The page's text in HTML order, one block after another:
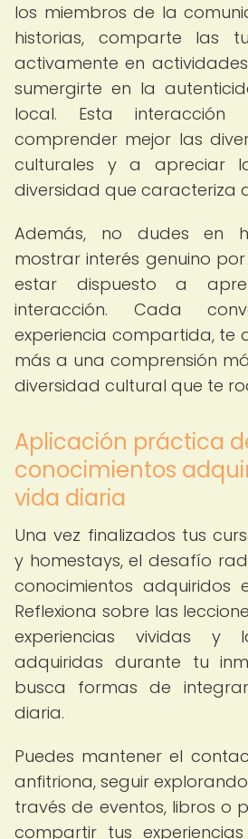
los miembros de la
historias, comparte las
activamente en
sumergirte en la
local. Esta
comprender mejor las
culturales y a apreciar
diversidad que caracteriza
Además, no dudes en
mostrar interés genuino
estar dispuesto a
interacción. Cada
experiencia compartida, te
más a una comprensión
diversidad cultural que te
Aplicación práctica
conocimientos
vida diaria
Una vez finalizados tus
y homestays, el desafío
conocimientos adquiridos
Reflexiona sobre las
experiencias vividas y
adquiridas durante tu
busca formas de
diaria.
Puedes mantener el
anfitriona, seguir
través de eventos, libros o
compartir tus